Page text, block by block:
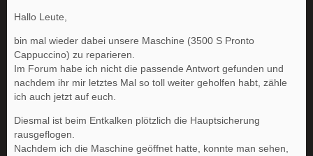
Hallo Leute,
bin mal wieder dabei unsere Maschine (3500 S Pronto
Cappuccino) zu reparieren.
Im Forum habe ich nicht die passende Antwort gefunden und
nachdem ihr mir letztes Mal so toll weiter geholfen habt, zähle
ich auch jetzt auf euch.
Diesmal ist beim Entkalken plötzlich die Hauptsicherung
rausgeflogen.
Nachdem ich die Maschine geöffnet hatte, konnte man sehen,